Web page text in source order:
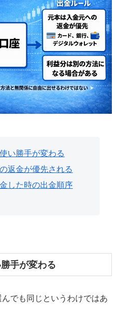
い勝手が変わる
返金が優先される
した時の出金順序
手が変わる
でも同じというわけではあ